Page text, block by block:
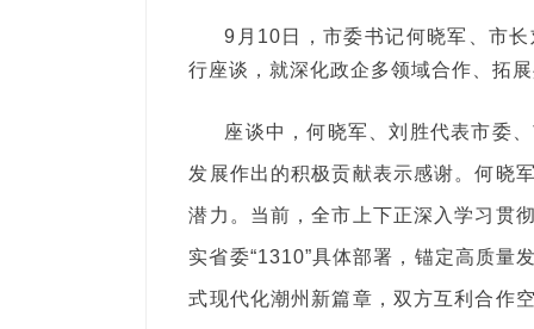
9月10日，市委书记何晓军、市
行座谈，就深化政企多领域合作、拓
座谈中，何晓军、刘胜代表市委
发展作出的积极贡献表示感谢。何晓
潜力。当前，全市上下正深入学习贯
实省委“1310”具体部署，锚定高质量
式现代化潮州新篇章，双方互利合作